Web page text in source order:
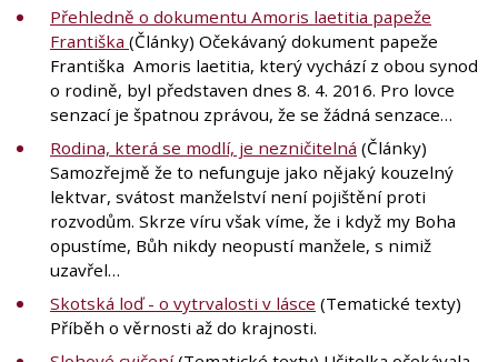
Přehledně o dokumentu Amoris laetitia papeže
Františka (Články) Očekávaný dokument papeže
Františka Amoris laetitia, který vychází z obou synod
o rodině, byl představen dnes 8. 4. 2016. Pro lovce
senzací je špatnou zprávou, že se žádná senzace…
Rodina, která se modlí, je nezničitelná (Články)
Samozřejmě že to nefunguje jako nějaký kouzelný
lektvar, svátost manželství není pojištění proti
rozvodům. Skrze víru však víme, že i když my Boha
opustíme, Bůh nikdy neopustí manžele, s nimiž
uzavřel…
Skotská loď - o vytrvalosti v lásce (Tematické texty)
Příběh o věrnosti až do krajnosti.